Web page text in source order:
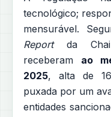
tecnológico;
mensurável.
Reportda
receberam ao
2025, alta de
puxada por um
entidades